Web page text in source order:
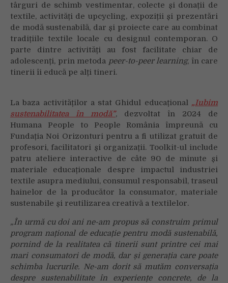
târguri de schimb vestimentar, colecte și donații de
textile, activități de upcycling, expoziții și prezentări
de modă sustenabilă, dar și proiecte care au combinat
tradițiile textile locale cu designul contemporan. O
parte dintre activități au fost facilitate chiar de
adolescenți, prin metoda peer-to-peer learning, în care
tinerii îi educă pe alți tineri.
La baza activităților a stat Ghidul educațional „Iubim
sustenabilitatea în modă”, dezvoltat în 2024 de
Humana People to People România împreună cu
Fundația Noi Orizonturi pentru a fi utilizat gratuit de
profesori, facilitatori și organizații. Toolkit-ul include
patru ateliere interactive de câte 90 de minute și
materiale educaționale despre impactul industriei
textile asupra mediului, consumul responsabil, traseul
hainelor de la producător la consumator, materiale
sustenabile și reutilizarea creativă a textilelor.
„În urmă cu doi ani ne-am propus să construim primul
program național de educație pentru modă sustenabilă,
pornind de la realitatea că tinerii sunt printre cei mai
mari consumatori de modă, dar și generația care poate
schimba lucrurile. Ne-am dorit să mutăm conversația
despre sustenabilitate în experiențe concrete, de la